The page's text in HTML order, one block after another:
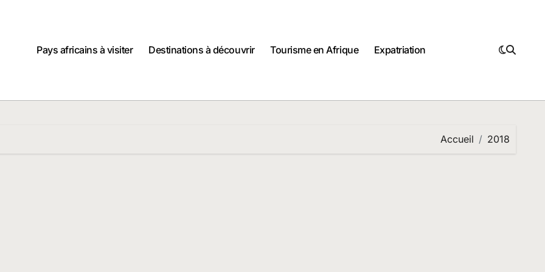
Pays africains à visiter
Destinations à découvrir Tourisme en Afrique Expatriation
Accueil 2018